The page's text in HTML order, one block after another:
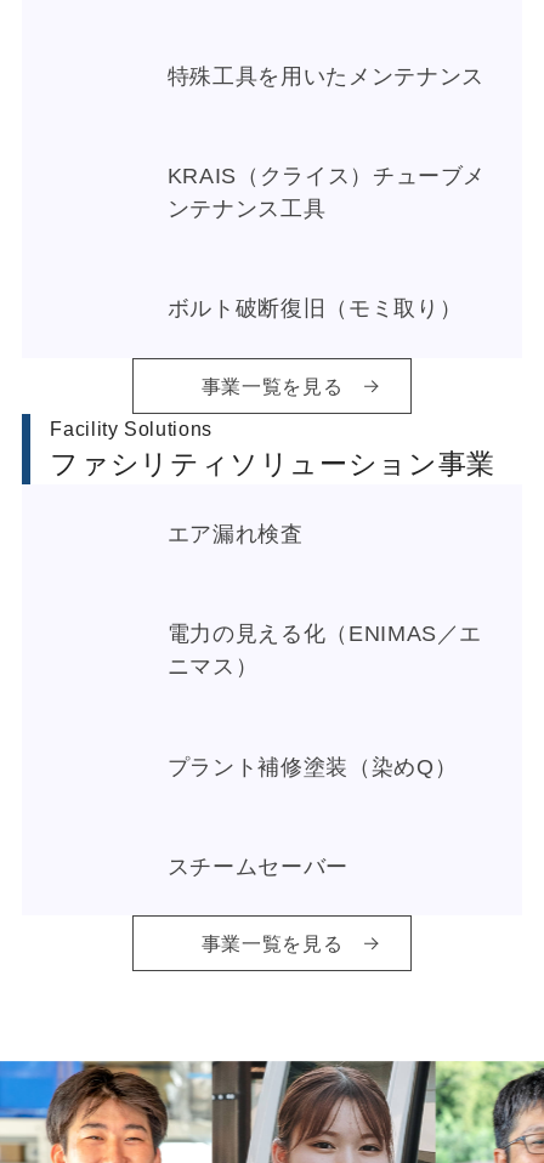
特殊工具を用いたメンテナンス
KRAIS（クライス）チューブメ
ンテナンス工具
ボルト破断復旧（モミ取り）
事業一覧を見る
Facility Solutions
ファシリティソリューション事業
エア漏れ検査
電力の見える化（ENIMAS／エ
ニマス）
プラント補修塗装（染めQ）
スチームセーバー
事業一覧を見る